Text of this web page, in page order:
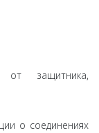
защитника,
о соединениях